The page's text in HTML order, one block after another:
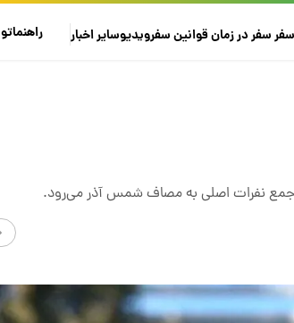
سفر در زمانقوانین سفرویدیوسایراخبار راهنماتو
در جمع نفرات اصلی به مصاف شمس آذر می‌رود.